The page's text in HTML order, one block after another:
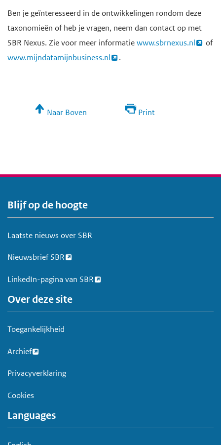
Ben je geïnteresseerd in de ontwikkelingen rondom deze
taxonomieën of heb je vragen, neem dan contact op met
SBR Nexus. Zie voor meer informatiewww.sbrnexus.nl
of
www.mijndatamijnbusiness.nl
.
Naar Boven Print
V
o
e
Blijf op de hoogte
Laatste nieuws over SBR
Nieuwsbrief SBR
LinkedIn-pagina van SBR
Over deze site
Toegankelijkheid
Archief
Privacyverklaring
Cookies
Languages